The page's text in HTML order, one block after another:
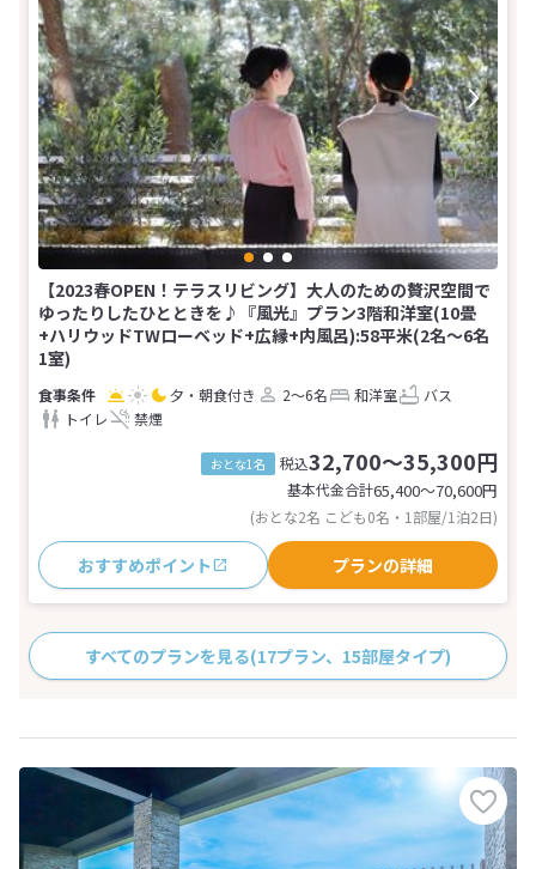
【2023春OPEN！テラスリビング】大人のための贅沢空間で
ゆったりしたひとときを♪『風光』プラン3階和洋室(10畳
+ハリウッドTWローベッド+広縁+内風呂):58平米(2名～6名
1室)
夕・朝食付き 2～6名 和洋室
バス
トイレ
禁煙
おとな1名 税込32,700～35,300円
基本代金合計65,400〜70,600円
(おとな2名 こども0名・1部屋/1泊2日)
おすすめポイント プランの詳細
すべてのプランを見る(17プラン、15部屋タイプ)